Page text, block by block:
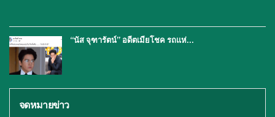
“นัส จุฑารัตน์” อดีตเมียโชค รถแห่…
จดหมายข่าว